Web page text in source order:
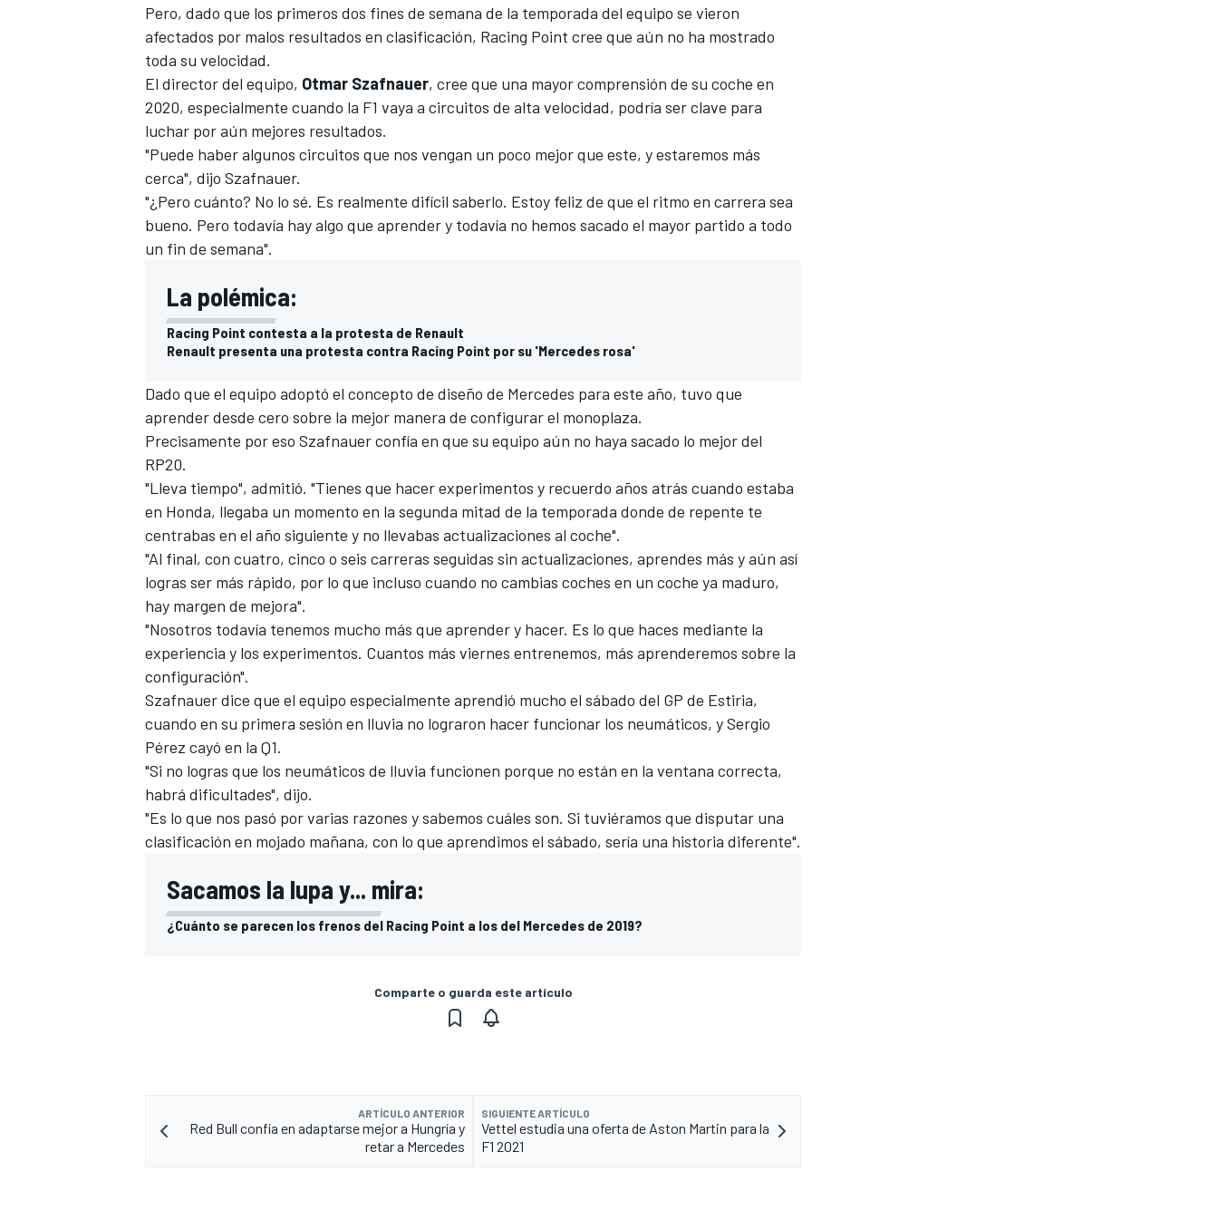
MÁS CATEGORÍAS
Pero, dado que los primeros dos fines de semana de la temporada del equipo se vieron
afectados por malos resultados en clasificación, Racing Point cree que aún no ha mostrado
toda su velocidad.
El director del equipo, Otmar Szafnauer, cree que una mayor comprensión de su coche en
2020, especialmente cuando la F1 vaya a circuitos de alta velocidad, podría ser clave para
luchar por aún mejores resultados.
"Puede haber algunos circuitos que nos vengan un poco mejor que este, y estaremos más
cerca", dijo Szafnauer.
"¿Pero cuánto? No lo sé. Es realmente difícil saberlo. Estoy feliz de que el ritmo en carrera sea
bueno. Pero todavía hay algo que aprender y todavía no hemos sacado el mayor partido a todo
un fin de semana".
La polémica:
Racing Point contesta a la protesta de Renault
Renault presenta una protesta contra Racing Point por su 'Mercedes rosa'
Dado que el equipo adoptó el concepto de diseño de Mercedes para este año, tuvo que
aprender desde cero sobre la mejor manera de configurar el monoplaza.
Precisamente por eso Szafnauer confía en que su equipo aún no haya sacado lo mejordel
RP20.
"Lleva tiempo", admitió. "Tienes que hacer experimentos y recuerdo años atrás cuando estaba
en Honda, llegaba un momento en la segunda mitad de la temporada donde de repente te
centrabas en el año siguiente y no llevabas actualizaciones al coche".
"Al final, con cuatro, cinco o seis carreras seguidas sin actualizaciones, aprendes más y aún así
logras ser más rápido, por lo que incluso cuando no cambias coches en un coche ya maduro,
hay margen de mejora".
"Nosotros todavía tenemos mucho más que aprender y hacer. Es lo que haces mediante la
experiencia y los experimentos. Cuantos más viernes entrenemos, más aprenderemos sobre la
configuración".
Szafnauer dice que el equipo especialmente aprendió mucho el sábado del GP de Estiria,
cuando en su primera sesión en lluvia no lograron hacer funcionar los neumáticos, ySergio
Pérez cayó en la Q1.
"Si no logras que los neumáticos de lluvia funcionen porque no están en la ventana correcta,
habrá dificultades", dijo.
"Es lo que nos pasó por varias razones y sabemos cuáles son. Si tuviéramos que disputar una
clasificación en mojado mañana, con lo que aprendimos el sábado, sería una historia diferente".
Sacamos la lupa y... mira:
¿Cuánto se parecen los frenos del Racing Point a los del Mercedes de 2019?
Comparte o guarda este artículo
ARTÍCULO ANTERIOR
Red Bull confía en adaptarse mejor a Hungría y
retar a Mercedes
SIGUIENTE ARTÍCULO
Vettel estudia una oferta de Aston Martin para la
F1 2021